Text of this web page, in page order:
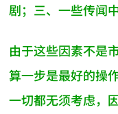
剧；三、一些传闻
由于这些因素不是
算一步是最好的操
一切都无须考虑，